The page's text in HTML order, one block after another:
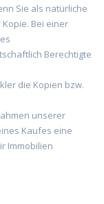
Sie als natürliche
Bei einer
Berechtigte
die Kopien bzw.
unserer
Kaufes eine
Immobilien